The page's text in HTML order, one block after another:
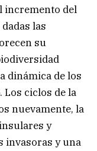
incremento del
las
su
dinámica de los
Los ciclos de la
nuevamente, la
y
invasoras y una